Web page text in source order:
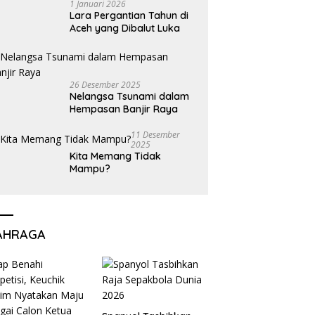
1 Januari 2026
Lara Pergantian Tahun di
Aceh yang Dibalut Luka
26 Desember 2025
Nelangsa Tsunami dalam
Hempasan Banjir Raya
11 Desember
2025
Kita Memang Tidak
Mampu?